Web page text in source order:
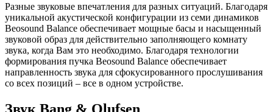
Разные звуковые впечатления для разных ситуаций. Благодаря
уникальной акустической конфигурации из семи динамиков
Beosound Balance обеспечивает мощные басы и насыщенный
звуковой образ для действительно заполняющего комнату
звука, когда Вам это необходимо. Благодаря технологии
формирования пучка Beosound Balance обеспечивает
направленность звука для сфокусированного прослушивания
со всех позиций – все в одном устройстве.
Звук Bang & Olufsen